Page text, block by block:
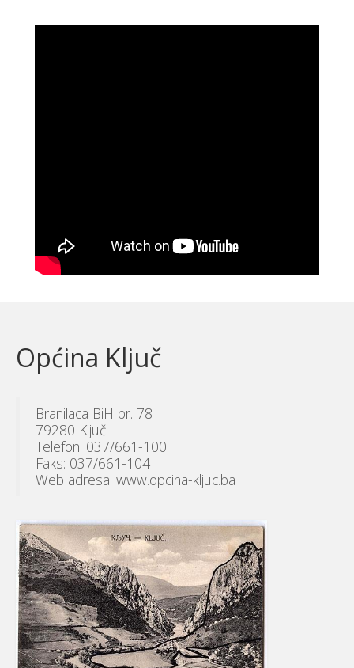
Općina Ključ
Branilaca BiH br. 78
79280 Ključ
Telefon: 037/661-100
Faks: 037/661-104
Web adresa: www.opcina-kljuc.ba